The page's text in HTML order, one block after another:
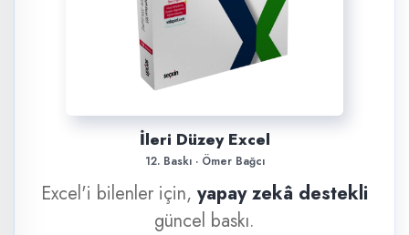
İleri Düzey Excel
12. Baskı · Ömer Bağcı
Excel'i bilenler için, yapay zekâ destekli
güncel baskı.